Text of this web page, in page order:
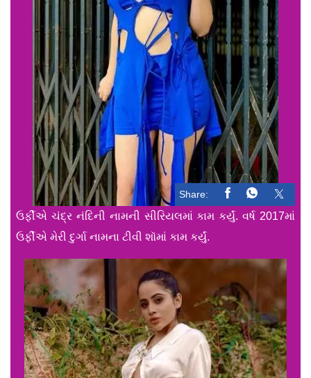
Share:
ઉર્ફીએ ચંદ્ર નંદિની નામની સીરિયલમાં કામ કર્યું. વર્ષ 2017માં
ઉર્ફીએ મેરી દુર્ગા નામના ટીવી શૉમાં કામ કર્યું.